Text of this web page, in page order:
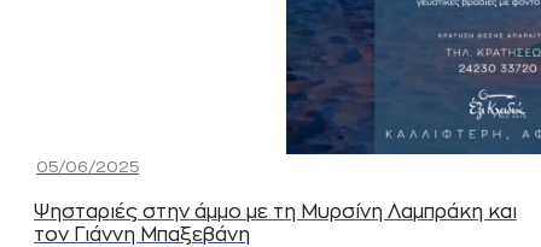
05/06/2025
Ψησταριές στην άμμο με τη Μυρσίνη Λαμπράκη και
τον Γιάννη Μπαξεβάνη